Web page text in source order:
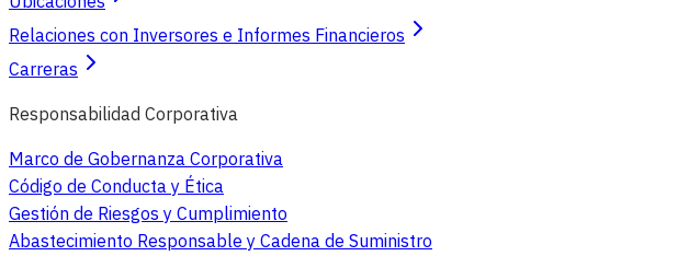
Relaciones con Inversores e Informes Financieros
Carreras
Responsabilidad Corporativa
Marco de Gobernanza Corporativa
Código de Conducta y Ética
Gestión de Riesgos y Cumplimiento
Abastecimiento Responsable y Cadena de Suministro